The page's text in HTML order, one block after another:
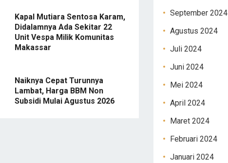
Kapal Mutiara Sentosa Karam,
Didalamnya Ada Sekitar 22
Unit Vespa Milik Komunitas
Makassar
Naiknya Cepat Turunnya
Lambat, Harga BBM Non
Subsidi Mulai Agustus 2026
September 2024
Agustus 2024
Juli 2024
Juni 2024
Mei 2024
April 2024
Maret 2024
Februari 2024
Januari 2024